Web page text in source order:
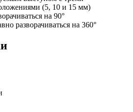
(5, 10 и 15 мм)
на 90°
разворачиваться на 360°